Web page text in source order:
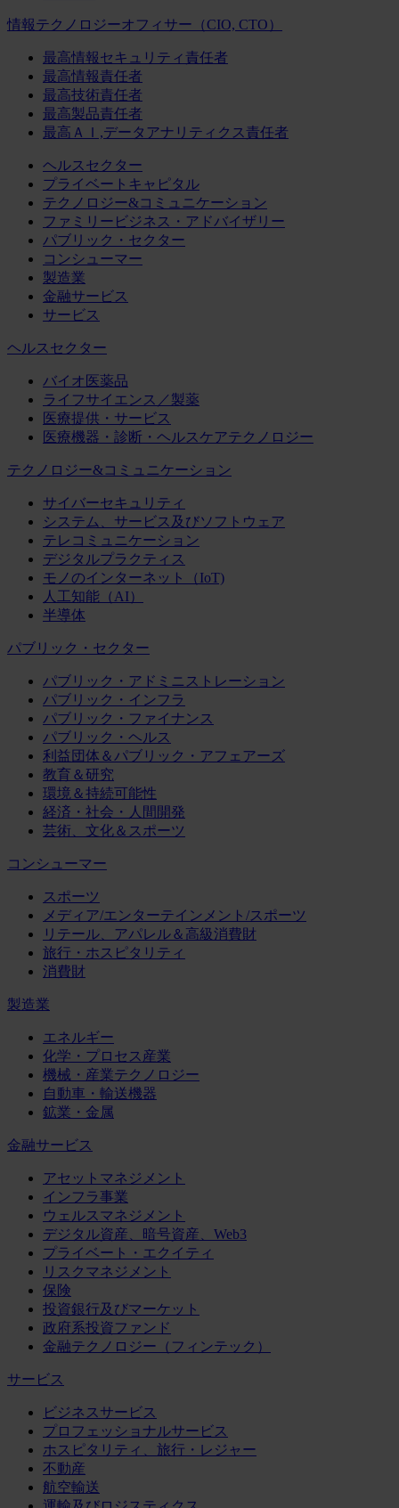
情報テクノロジーオフィサー（CIO, CTO）
最高情報セキュリティ責任者
最高情報責任者
最高技術責任者
最高製品責任者
最高ＡＩ,データアナリティクス責任者
ヘルスセクター
プライベートキャピタル
テクノロジー&コミュニケーション
ファミリービジネス・アドバイザリー
パブリック・セクター
コンシューマー
製造業
金融サービス
サービス
ヘルスセクター
バイオ医薬品
ライフサイエンス／製薬
医療提供・サービス
医療機器・診断・ヘルスケアテクノロジー
テクノロジー&コミュニケーション
サイバーセキュリティ
システム、サービス及びソフトウェア
テレコミュニケーション
デジタルプラクティス
モノのインターネット（IoT)
人工知能（AI）
半導体
パブリック・セクター
パブリック・アドミニストレーション
パブリック・インフラ
パブリック・ファイナンス
パブリック・ヘルス
利益団体＆パブリック・アフェアーズ
教育＆研究
環境＆持続可能性
経済・社会・人間開発
芸術、文化＆スポーツ
コンシューマー
スポーツ
メディア/エンターテインメント/スポーツ
リテール、アパレル＆高級消費財
旅行・ホスピタリティ
消費財
製造業
エネルギー
化学・プロセス産業
機械・産業テクノロジー
自動車・輸送機器
鉱業・金属
金融サービス
アセットマネジメント
インフラ事業
ウェルスマネジメント
デジタル資産、暗号資産、Web3
プライベート・エクイティ
リスクマネジメント
保険
投資銀行及びマーケット
政府系投資ファンド
金融テクノロジー（フィンテック）
サービス
ビジネスサービス
プロフェッショナルサービス
ホスピタリティ、旅行・レジャー
不動産
航空輸送